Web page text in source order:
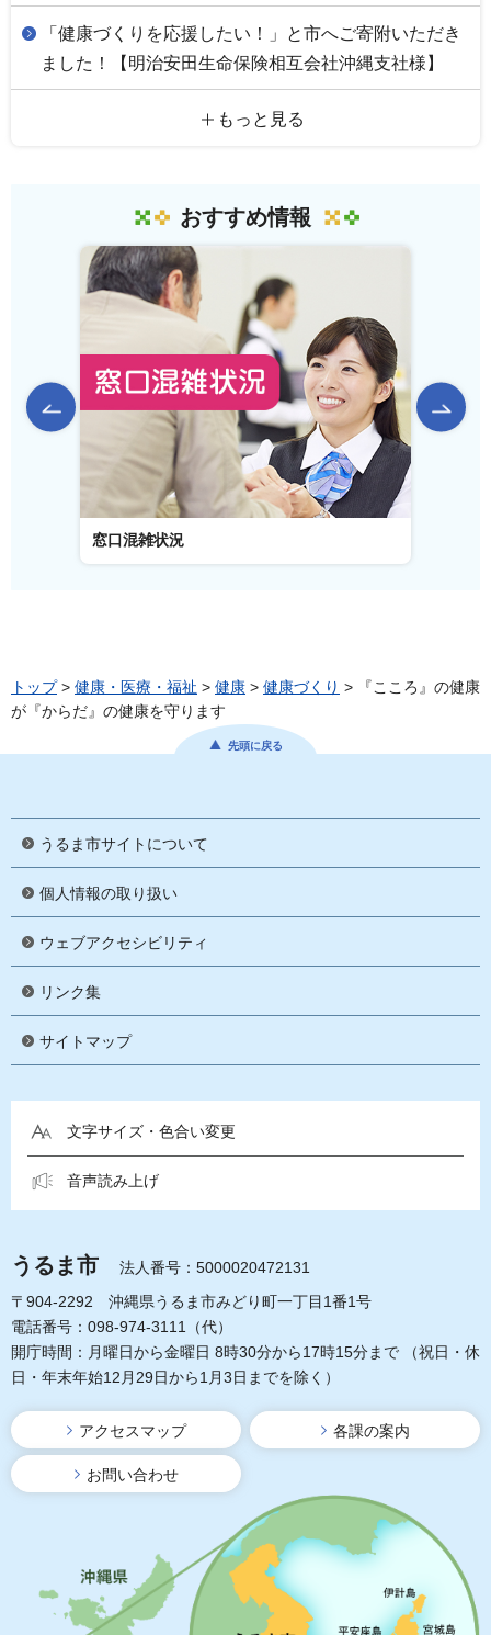
「健康づくりを応援したい！」と市へご寄附いただき
ました！【明治安田生命保険相互会社沖縄支社様】
もっと見る
おすすめ情報
前のスライドを表示
窓口混雑状況
トップ> 健康・医療・福祉 > 健康 > 健康づくり > 『こころ』の健康
が『からだ』の健康を守ります
先頭に戻る
うるま市サイトについて
個人情報の取り扱い
ウェブアクセシビリティ
リンク集
サイトマップ
文字サイズ・色合い変更
音声読み上げ
うるま市
法人番号：5000020472131
〒904-2292 沖縄県うるま市みどり町一丁目1番1号
電話番号：098-974-3111（代）
開庁時間：月曜日から金曜日 8時30分から17時15分まで
（祝日・休
日・年末年始12月29日から1月3日までを除く）
アクセスマップ 各課の案内
お問い合わせ